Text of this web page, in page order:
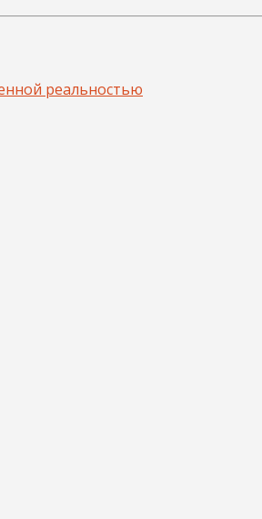
реальностью